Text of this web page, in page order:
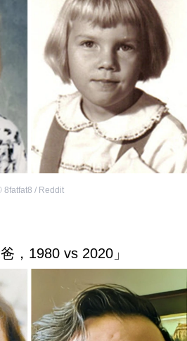
8fatfat8 / Reddit
，1980 vs 2020」